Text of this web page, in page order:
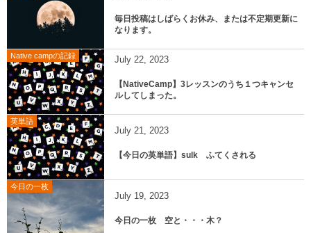
毎日投稿はしばらくお休み、または不定期更新に
なります。
Native campの記録 July 22 2023
【NativeCamp】3レッスンのうち１つキャンセ
ルしてしまった。
英単語
July 21 2023
【今日の英単語】sulk ふてくされる
今日の一枚
July 19 2023
今日の一枚 空と・・・木？